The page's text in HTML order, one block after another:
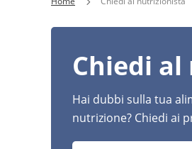
Chiedi
Hai dubbi sulla tua
nutrizione? Chiedi ai